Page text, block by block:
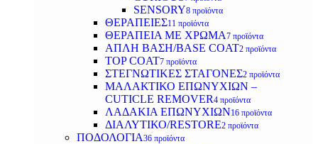
SENSORY8 προϊόντα
ΘΕΡΑΠΕΙΕΣ11 προϊόντα
ΘΕΡΑΠΕΙΑ ΜΕ ΧΡΩΜΑ7 προϊόντα
ΑΠΛΗ ΒΑΣΗ/BASE COAT2 προϊόντα
TOP COAT7 προϊόντα
ΣΤΕΓΝΩΤΙΚΕΣ ΣΤΑΓΟΝΕΣ2 προϊόντα
ΜΑΛΑΚΤΙΚΟ ΕΠΩΝΥΧΙΩΝ –
CUTICLE REMOVER4 προϊόντα
ΛΑΔΑΚΙΑ ΕΠΩΝΥΧΙΩΝ16 προϊόντα
ΔΙΑΛΥΤΙΚΟ/RESTORE2 προϊόντα
ΠΟΔΟΛΟΓΙΑ36 προϊόντα